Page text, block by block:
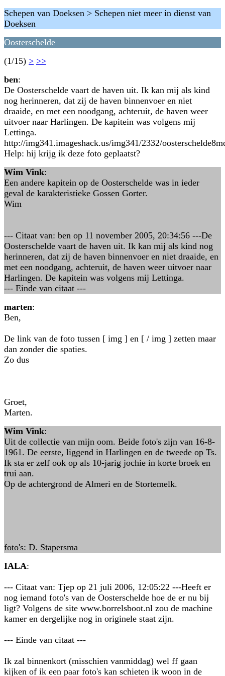
Schepen van Doeksen > Schepen niet meer in dienst van
Doeksen
Oosterschelde
(1/15) > >>
ben:
De Oosterschelde vaart de haven uit. Ik kan mij als kind
nog herinneren, dat zij de haven binnenvoer en niet
draaide, en met een noodgang, achteruit, de haven weer
uitvoer naar Harlingen. De kapitein was volgens mij
Lettinga.
http://img341.imageshack.us/img341/2332/
Help: hij krijg ik deze foto geplaatst?
Wim Vink:
Een andere kapitein op de Oosterschelde was in ieder
geval de karakteristieke Gossen Gorter.
Wim
--- Citaat van: ben op 11 november 2005, 20:34:56 ---De
Oosterschelde vaart de haven uit. Ik kan mij als kind nog
herinneren, dat zij de haven binnenvoer en niet draaide, en
met een noodgang, achteruit, de haven weer uitvoer naar
Harlingen. De kapitein was volgens mij Lettinga.
--- Einde van citaat ---
marten:
Ben,
De link van de foto tussen [ img ] en [ / img ] zetten maar
dan zonder die spaties.
Zo dus
Groet,
Marten.
Wim Vink:
Uit de collectie van mijn oom. Beide foto's zijn van 16-8-
1961. De eerste, liggend in Harlingen en de tweede op Ts.
Ik sta er zelf ook op als 10-jarig jochie in korte broek en
trui aan.
Op de achtergrond de Almeri en de Stortemelk.
foto's: D. Stapersma
IALA:
--- Citaat van: Tjep op 21 juli 2006, 12:05:22 ---Heeft er
nog iemand foto's van de Oosterschelde hoe de er nu bij
ligt? Volgens de site www.borrelsboot.nl zou de machine
kamer en dergelijke nog in originele staat zijn.
--- Einde van citaat ---
Ik zal binnenkort (misschien vanmiddag) wel ff gaan
kijken of ik een paar foto's kan schieten ik woon in de